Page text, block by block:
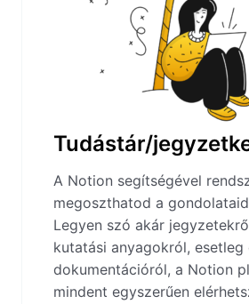
Tudástár/
A Notion segítségével
megoszthatod a
Legyen szó akár
kutatási anyagokról, esetleg
dokumentációról, a Notion
mindent egyszerűen